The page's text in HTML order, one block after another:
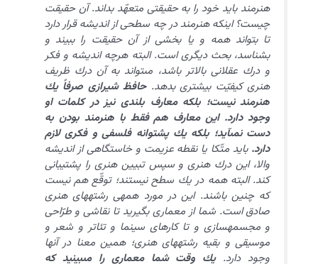
هنرمند بايد خود را به حقيقتى متعهّد بداند. آن حقيقت
چيست؟ اين‏كه هنرمند در چه سطحى از انديشه قرار دارد
تا بتواند همه و يا بخشى از آن حقيقت را ببيند و
بشناسد، بحث ديگرى است. البته هرچه انديشه و فكر
و درك عقلانى بالاتر باشد، مى‏تواند به آن درك ظريف
هنرى كيفيّت بيشترى بدهد.حافظ شيرازى صرفاً يك
هنرمند نيست؛ بلكه معارف بلندى نيز در كلمات او
وجود دارد. اين معارف هم فقط با هنرمند بودن به
دست نمى‏آيد؛ بلكه يك پشتوانه فلسفى و فكرى لازم
دارد. بايد متّكا يا نقطه عزيمت و خاستگاهى از انديشه
والا، اين درك هنرى و سپس تبيين هنرى را پشتيبانى
كند. البته همه در يك سطح نيستند؛ توقّع هم نيست
كه چنين باشند. اين در مورد همه‏ى رشته‏هاى هنرى
صادق است. شما از معمارى بگيريد تا نقاشى و طرّاحى
و مجسمه‏سازى و تا كارهاى سينما و تئاتر و شعر و
موسيقى و بقيه رشته‏هاى هنرى؛ همين معنا در آنها
وجود دارد.يك وقت شما معمارى را مى‏بينيد كه